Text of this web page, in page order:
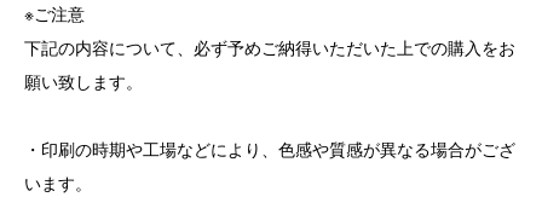
※ご注意
下記の内容について、必ず予めご納得いただいた上での購入をお
願い致します。
・印刷の時期や工場などにより、色感や質感が異なる場合がござ
います。